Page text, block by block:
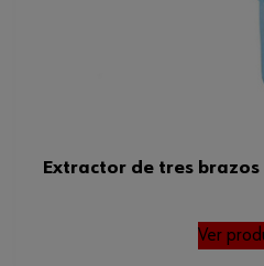
Extractor de tres
Ver